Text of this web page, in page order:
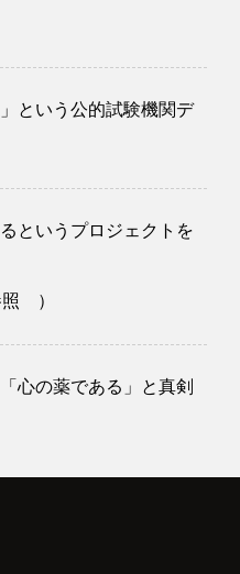
という公的試験機関デ
というプロジェクトを
照 ）
心の薬である」と真剣